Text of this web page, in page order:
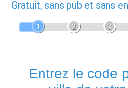
Gratuit, sans pub et sans
1 2 3
Entrez le code